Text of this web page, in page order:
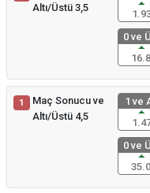
Altı/Üstü 3,5
0 ve
1
Maç Sonucu ve
Altı/Üstü 4,5
1 ve
0 ve